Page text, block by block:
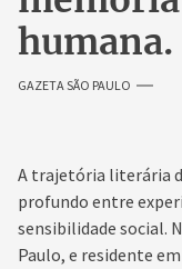
humana.
GAZETA SÃO PAULO
A trajetória literária
profundo entre
sensibilidade social.
Paulo, e residente